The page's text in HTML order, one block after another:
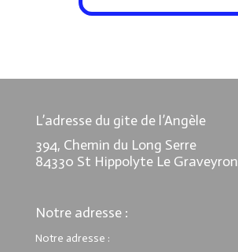
L’adresse du gite de l’Angèle
394, Chemin du Long Serre
84330 St Hippolyte Le Graveyron
Notre adresse :
Notre adresse :